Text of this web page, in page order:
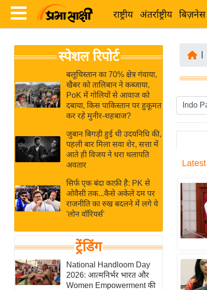
राष्ट्रीय अंतर्राष्ट्रीय बिज़नेस
News
Hindi
Hindi
Live
News in
Hindi
News
Hindi
Videos
ब
र
अंतर्राष्ट्रीय
बिज़नेस
उद्योग
विशेषज्ञ
राय
खेल
क्रिकेट
IPL
2026
स्पेशल रिपोर्ट
बलूचिस्तान का 70% क्षेत्र गंवाया,
खैबर को तालिबान ने कब्जाया,
PoK में गोलियों से आवाज को
दबाया, किस पाकिस्तान पर हुकूमत
कर रहे मुनीर-शहबाज?
जुबान बिगड़ी हुई थी उदयनिधि की,
पहली बार मिला सवा शेर, सत्ता में
आते ही विजय ने धरा थलापति
अवतार
सिर्फ एक बंदा काफ़ी है: PK से
ओवैसी तक...कैसे अकेले दम पर
राजनीति का रुख बदलने में लगे ये
'लोन वॉरियर्स'
ट्रेंडिंग
National Handloom Day
2026: आत्मनिर्भर भारत और
Women Empowerment की
Latest